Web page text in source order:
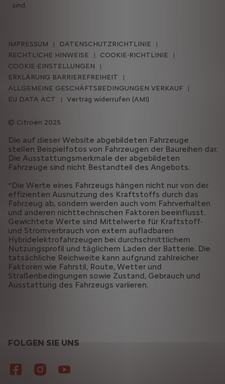
sind.
FOLGEN SIE UNS
Citroën 2025
IMPRESSUM
DATENSCHUTZRICHTLINIE
RECHTLICHE HINWEISE
COOKIE-RICHTLINIE
COOKIE-EINSTELLUNGEN
ERKLÄRUNG BARRIEREFREIHEIT
ALLGEMEINE GESCHÄFTSBEDINGUNGEN VERKAUF
EU DATA ACT
Vertrag widerrufen (AMI)
Die auf dieser Website abgebildeten Fahrzeuge
stellen Beispielfotos von Fahrzeugen der Baureihen dar.
Die Ausstattungsmerkmale der abgebildeten
Fahrzeuge sind nicht Bestandteil des Angebots.
*Die Werte eines Fahrzeugs hängen nicht nur von der
effizienten Ausnutzung des Kraftstoffs durch das
Fahrzeug ab, sondern werden auch vom Fahrverhalten
und anderen nichttechnischen Faktoren beeinflusst.
Gewichtete Werte sind Mittelwerte für Kraftstoff-
und Stromverbrauch von extern aufladbaren
Hybridelektrofahrzeugen bei durchschnittlichem
Nutzungsprofil und täglichem Laden der Batterie. Die
tatsächliche Reichweite kann aufgrund zahlreicher
Faktoren wie Fahrstil, Route, Wetter und
Straßenbedingungen sowie Zustand, Gebrauch und
Ausstattung des Fahrzeugs variieren.